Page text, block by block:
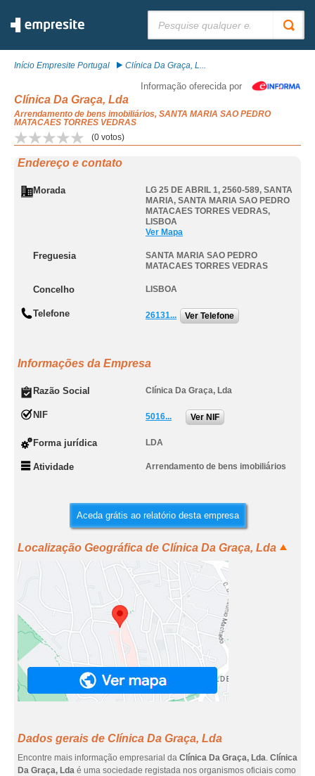
Início Empresite Portugal Clínica Da Graça, L...
Informação oferecida por
Clínica Da Graça, Lda
Arrendamento de bens imobiliários, SANTA MARIA SAO PEDRO
MATACAES TORRES VEDRAS
(0 votos)
Endereço e contato
Morada
LG 25 DE ABRIL 1, 2560-589, SANTA
MARIA, SANTA MARIA SAO PEDRO
MATACAES TORRES VEDRAS,
LISBOA
Ver Mapa
Freguesia
SANTA MARIA SAO PEDRO
MATACAES TORRES VEDRAS
Concelho LISBOA
Telefone 26131... Ver Telefone
Informações da Empresa
Razão Social Clínica Da Graça, Lda
NIF 5016... Ver NIF
Forma jurídica LDA
Atividade Arrendamento de bens imobiliários
Aceda grátis ao relatório desta empresa
Localização Geográfica de Clínica Da Graça, Lda
Dados gerais de Clínica Da Graça, Lda
Encontre mais informação empresarial da Clínica Da Graça, Lda. Clínica
Da Graça, Lda é uma sociedade registada nos organismos oficiais como